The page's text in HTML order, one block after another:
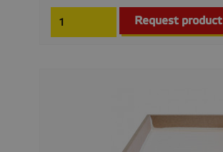
Request product